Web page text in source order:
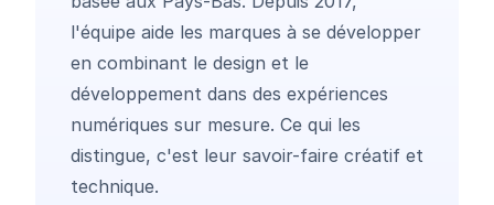
l'équipe aide les marques à se développer
en combinant le design et le
développement dans des expériences
numériques sur mesure. Ce qui les
distingue, c'est leur savoir-faire créatif et
technique.